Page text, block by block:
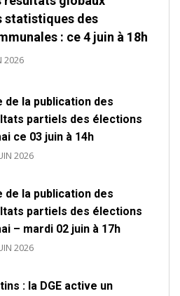
statistiques des
: ce 4 juin à 18h
2026
de la publication des
partiels des élections
ce 03 juin à 14h
2026
de la publication des
partiels des élections
– mardi 02 juin à 17h
2026
: la DGE active un